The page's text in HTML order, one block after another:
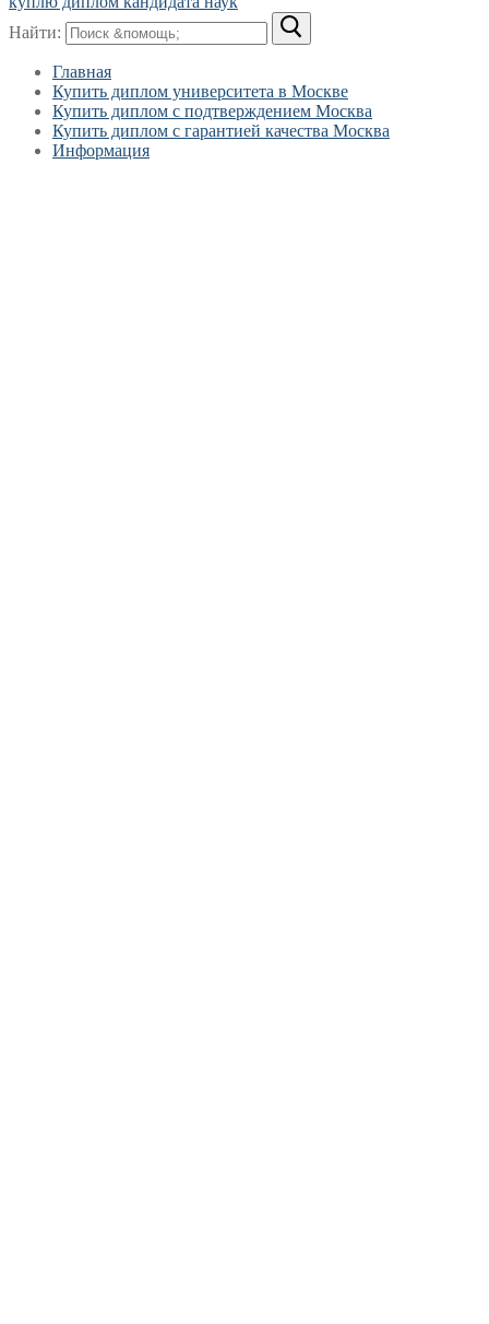
Найти:
Главная
Купить диплом университета в Москве
Купить диплом с подтверждением Москва
Купить диплом с гарантией качества Москва
Информация